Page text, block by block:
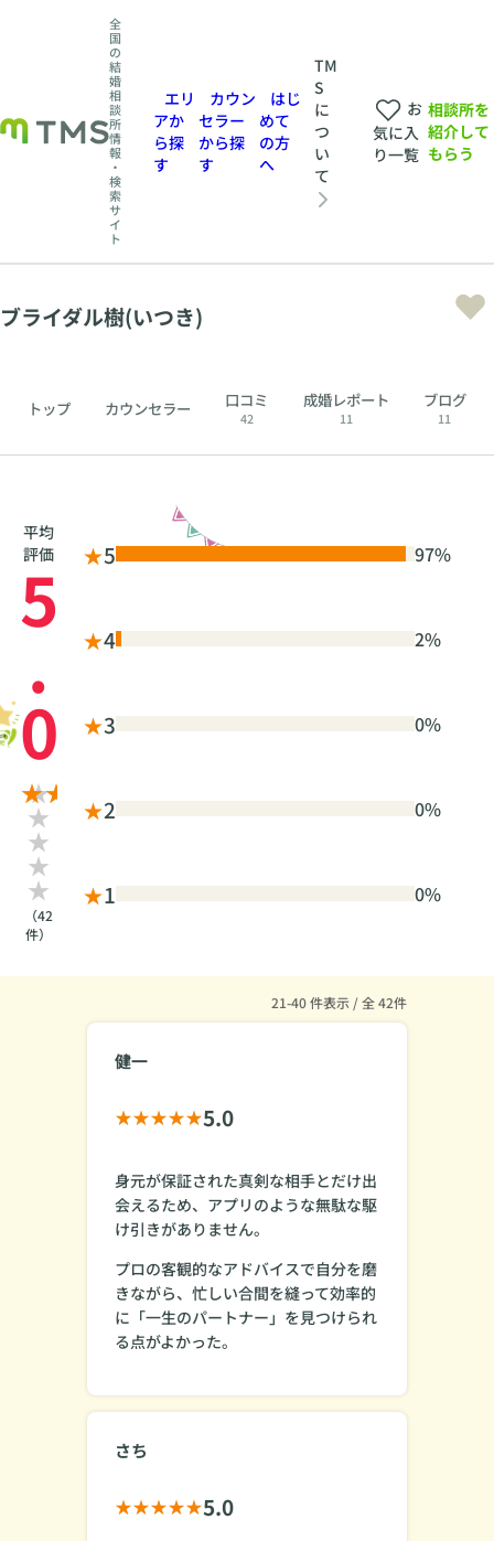
全
国
の
結
婚
相
談
所
情
報
・
検
索
サ
イ
ト
エリ
アか
ら探
す
カウン
セラー
から探
す
はじ
めて
の方
へ
TM
S
に
つ
い
て
お
気に入
り一覧
相談所を
紹介して
もらう
ブライダル樹(いつき)
トップ カウンセラー 口コミ
42
成婚レポート
11
ブログ
11
平均
評価
5
.
0
（42
件）
★5 97%
★4 2%
★3 0%
★2 0%
★1 0%
21-40 件表示 / 全 42件
健一
5.0
身元が保証された真剣な相手とだけ出
会えるため、アプリのような無駄な駆
け引きがありません。
プロの客観的なアドバイスで自分を磨
きながら、忙しい合間を縫って効率的
に「一生のパートナー」を見つけられ
る点がよかった。
さち
5.0